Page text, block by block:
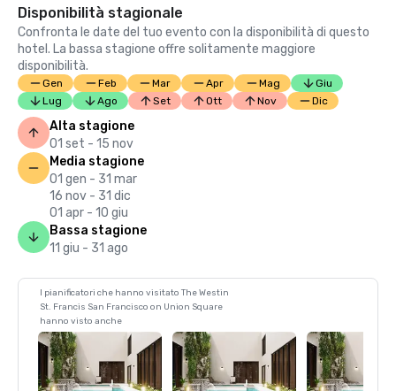
Disponibilità stagionale
Confronta le date del tuo evento con la disponibilità di questo
hotel. La bassa stagione offre solitamente maggiore
disponibilità.
Gen Feb Mar Apr Mag
Giu
Lug
Ago Set Ott Nov Dic
Alta stagione
01 set - 15 nov
Media stagione
01 gen - 31 mar
16 nov - 31 dic
01 apr - 10 giu
Bassa stagione
11 giu - 31 ago
I pianificatori che hanno visitato The Westin
St. Francis San Francisco on Union Square
hanno visto anche